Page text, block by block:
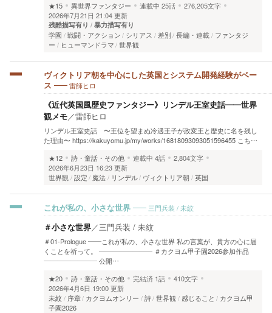
★15
異世界ファンタジー 連載中 25話
276,205文字
2026年7月21日 21:04 更新
残酷描写有り 暴力描写有り
学園 戦闘・アクション シリアス 差別 長編・連載
ファンタジ
ー
ヒューマンドラマ 世界観
ヴィクトリア朝を中心にした英国とシステム開発経験がベー
ス
雷師ヒロ
《近代英国風歴史ファンタジー》リンデル王室史話——世界
観メモ／雷師ヒロ
リンデル王室史話 〜王位を望まぬ冷遇王子が政変王と歴史に名を残し
た理由〜 https://kakuyomu.jp/my/works/16818093093051596455 こち…
★12
詩・童話・その他 連載中 4話
2,804文字
2026年6月23日 16:23 更新
世界観
設定 魔法 リンデル ヴィクトリア朝 英国
これが私の、小さな世界 三門兵装 / 未紋
＃小さな世界／三門兵装 / 未紋
＃01-Prologue ――これが私の、小さな世界 私の言葉が、貴方の心に届
くことを祈って。 ―――――――― ＃カクヨム甲子園2026参加作品
―――――――― 公開…
★20
詩・童話・その他 完結済 1話
410文字
2026年4月6日 19:00 更新
未紋
序章 カクヨムオンリー 詩 世界観 感じること
カクヨム甲
子園2026